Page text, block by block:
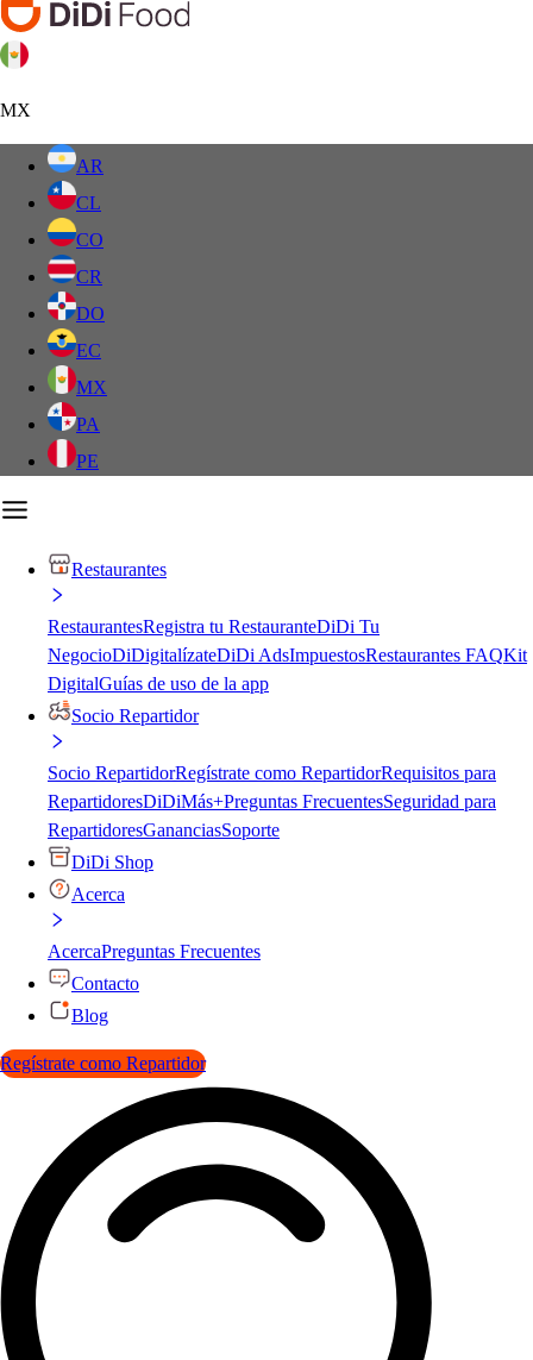
MX
AR
CL
CO
CR
DO
EC
MX
PA
PE
Restaurantes
RestaurantesRegistra tu RestauranteDiDi Tu
NegocioDiDigitalízateDiDi AdsImpuestosRestaurantes FAQKit
DigitalGuías de uso de la app
Socio Repartidor
Socio RepartidorRegístrate como RepartidorRequisitos para
RepartidoresDiDiMás+Preguntas FrecuentesSeguridad para
RepartidoresGananciasSoporte
DiDi Shop
Acerca
AcercaPreguntas Frecuentes
Contacto
Blog
Regístrate como Repartidor